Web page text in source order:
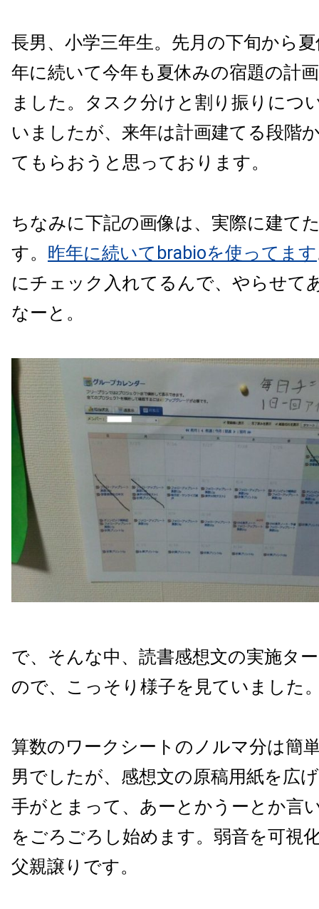
長男、小学三年生。先月の下旬から
年に続いて今年も夏休みの宿題の計
ました。タスク分けと割り振りにつ
いましたが、来年は計画建てる段階
てもらおうと思っております。
ちなみに下記の画像は、実際に建て
す。 昨年に続いてbrabioを使ってます
にチェック入れてるんで、やらせて
なーと。
で、そんな中、読書感想文の実施タ
ので、こっそり様子を見ていました
算数のワークシートのノルマ分は簡
男でしたが、感想文の原稿用紙を広
手がとまって、あーとかうーとか言
をごろごろし始めます。弱音を可視
父親譲りです。